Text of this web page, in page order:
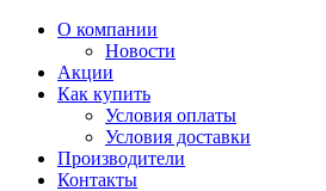
О компании
Новости
Акции
Как купить
Условия оплаты
Условия доставки
Производители
Контакты